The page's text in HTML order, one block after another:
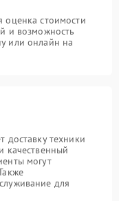
оценка стоимости
и возможность
или онлайн на
доставку техники
качественный
могут
для